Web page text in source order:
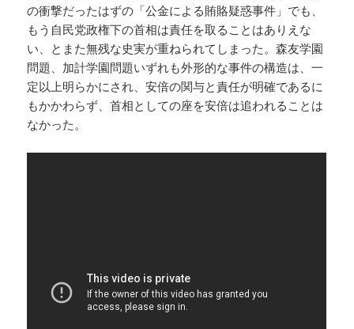
の衝撃だったはずの「公金による賄賂疑惑事件」でも、
もう自民党政権下の首相は責任を取ることはありえな
い、とまた無残な史実が重ねられてしまった。森友学園
問題、加計学園問題いずれも外形的な事件の構造は、一
定以上明らかにされ、安倍の関与と責任が明確であるに
もかかわらず、首相としての座を安倍は追われることは
なかった。